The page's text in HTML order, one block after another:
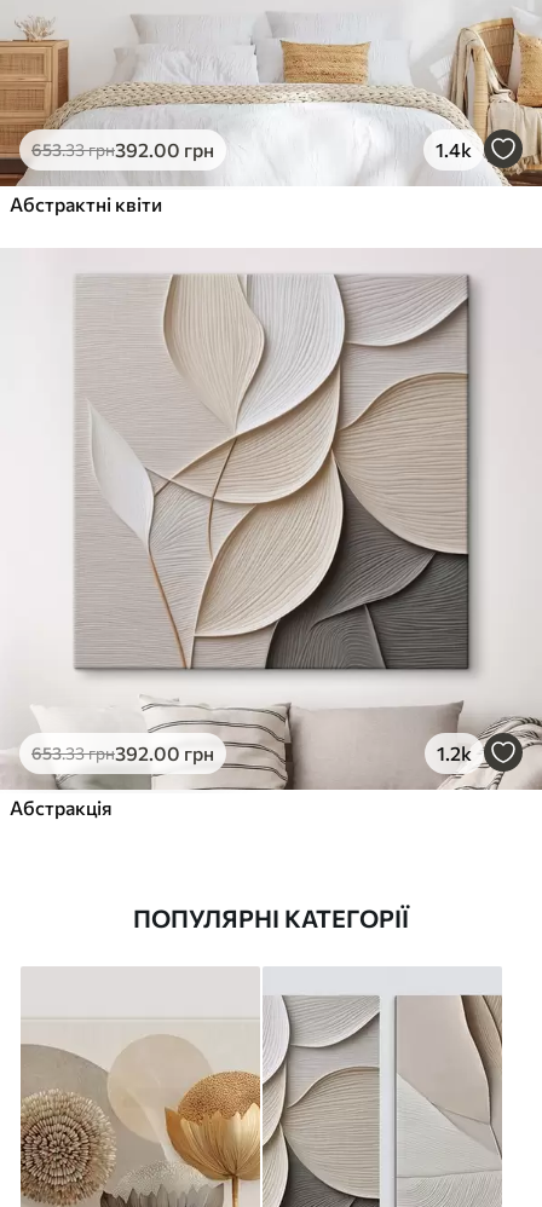
653.33грн392.00 грн 1.4k
Абстрактні квіти
653.33грн392.00 грн 1.2k
Абстракція
ПОПУЛЯРНІ КАТЕГОРІЇ